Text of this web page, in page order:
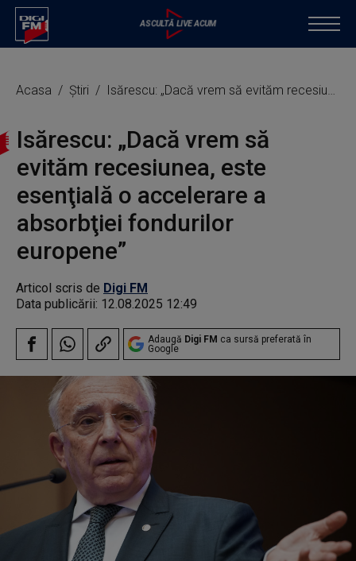
Acasa Știri Isărescu: „Dacă vrem să evităm recesiunea, este esenţială o accelerare a absorbţiei fondurilor europene”
Isărescu: „Dacă vrem să
evităm recesiunea, este
esenţială o accelerare a
absorbţiei fondurilor
europene”
Articol scris de Digi FM
Data publicării: 12.08.2025 12:49
Adaugă Digi FM ca sursă preferată în
Google